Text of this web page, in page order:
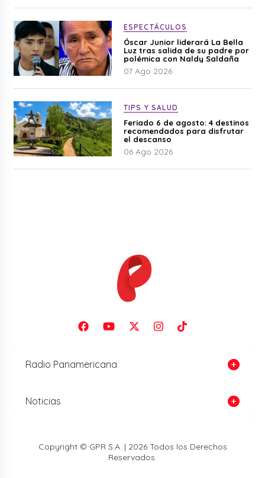
ESPECTÁCULOS
Óscar Junior liderará La Bella
Luz tras salida de su padre por
polémica con Naldy Saldaña
07 Ago 2026
TIPS Y SALUD
Feriado 6 de agosto: 4 destinos
recomendados para disfrutar
el descanso
06 Ago 2026
Radio Panamericana
Noticias
Copyright © GPR S.A. | 2026 Todos los Derechos
Reservados.